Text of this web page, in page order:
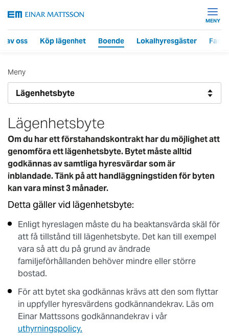
MENY
av oss Köp lägenhet Boende Lokalhyresgäster
Meny
Lägenhetsbyte
Om du har ett förstahandskontrakt har du möjlighet att
genomföra ett lägenhetsbyte. Bytet måste alltid
godkännas av samtliga hyresvärdar som är
inblandade. Tänk på att handläggningstiden för byten
kan vara minst 3 månader.
Detta gäller vid lägenhetsbyte:
Enligt hyreslagen måste du ha beaktansvärda skäl för
att få tillstånd till lägenhetsbyte. Det kan till exempel
vara så att du på grund av ändrade
familjeförhållanden behöver mindre eller större
bostad.
För att bytet ska godkännas krävs att den som flyttar
in uppfyller hyresvärdens godkännandekrav. Läs om
Einar Mattssons godkännandekrav i vår
uthyrningspolicy.